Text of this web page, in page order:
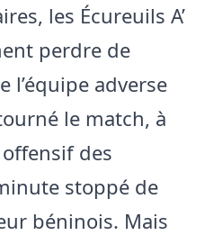
les Écureuils A’
perdre de
l’équipe adverse
le match, à
offensif des
stoppé de
béninois. Mais